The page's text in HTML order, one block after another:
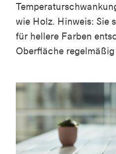
wie Holz. Hinweis: Sie
für hellere Farben
Oberfläche